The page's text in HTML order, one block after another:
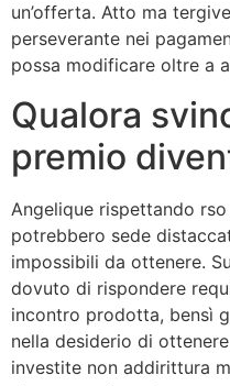
un’offerta. Atto ma
perseverante nei
possa modificare oltre a
Qualora
premio
Angelique rispettando
potrebbero sede
impossibili da ottenere.
dovuto di rispondere
incontro prodotta, bensì
nella desiderio di
investite non addirittura